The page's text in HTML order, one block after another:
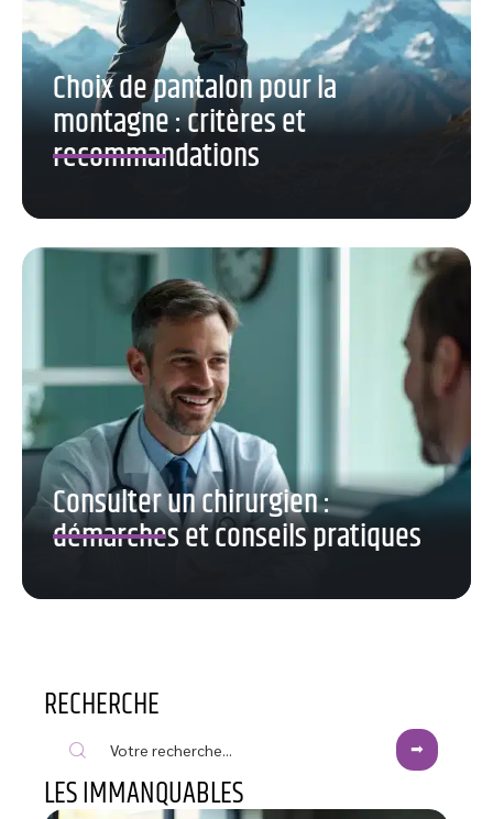
Choix de pantalon pour la
montagne : critères et
recommandations
Consulter un chirurgien :
démarches et conseils pratiques
RECHERCHE
LES IMMANQUABLES